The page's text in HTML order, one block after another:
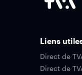
Liens
Direct de
Direct de